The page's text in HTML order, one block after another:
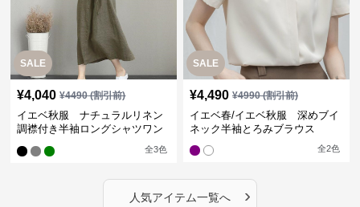
SALE
¥4,040 ¥4490(割引前)
イエベ秋服 ナチュラルリネン
調襟付き半袖ロングシャツワン
全3色
SALE
¥4,490 ¥4990(割引前)
イエベ春/イエベ秋服 深めブイ
ネック半袖とろみブラウス
全2色
人気アイテム一覧へ ›